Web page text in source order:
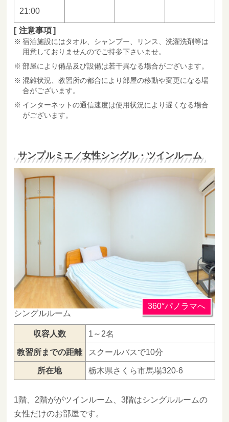
21:00
注意事項
宿泊施設にはタオル、シャンプー、リンス、洗濯洗剤等は
用意しておりませんのでご持参下さいませ。
部屋により備品及び設備は若干異なる場合がございます。
混雑状況、教習所の都合により部屋の移動や変更になる場
合がございます。
インターネットの通信速度は使用状況により遅くなる場合
がございます。
サンプルミエ／女性シングル・ツインルーム
360°パノラマへ
シングルルーム
収容人数 1～2名
教習所までの距離 スクールバスで10分
所在地 栃木県さくら市馬場320-6
1階、2階ががツインルーム、3階はシングルルームの
女性だけのお部屋です。